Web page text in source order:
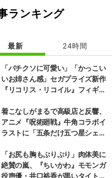
ランキング
最新 24時間
「バチクソに可愛い」「かっこい
いお姉さん感」セガプライズ新作
『リコリス・リコイル』フィギュ
着こなしがまるで高級店と反響、
アニメ『呪術廻戦』牛角コラボイ
ラストに「五条だけ五つ星シェ
「お尻も胸もぷりぷり」肉体美に
絶賛の嵐、『ちいかわ』モモンガ
役声優・井口裕香が黒いタイトウ